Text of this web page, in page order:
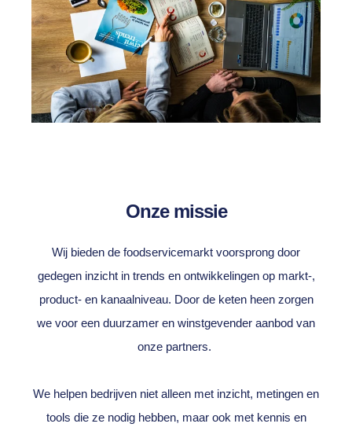
Onze missie
Wij bieden de foodservicemarkt voorsprong door
gedegen inzicht in trends en ontwikkelingen op markt-,
product- en kanaalniveau. Door de keten heen zorgen
we voor een duurzamer en winstgevender aanbod van
onze partners.
We helpen bedrijven niet alleen met inzicht, metingen en
tools die ze nodig hebben, maar ook met kennis en